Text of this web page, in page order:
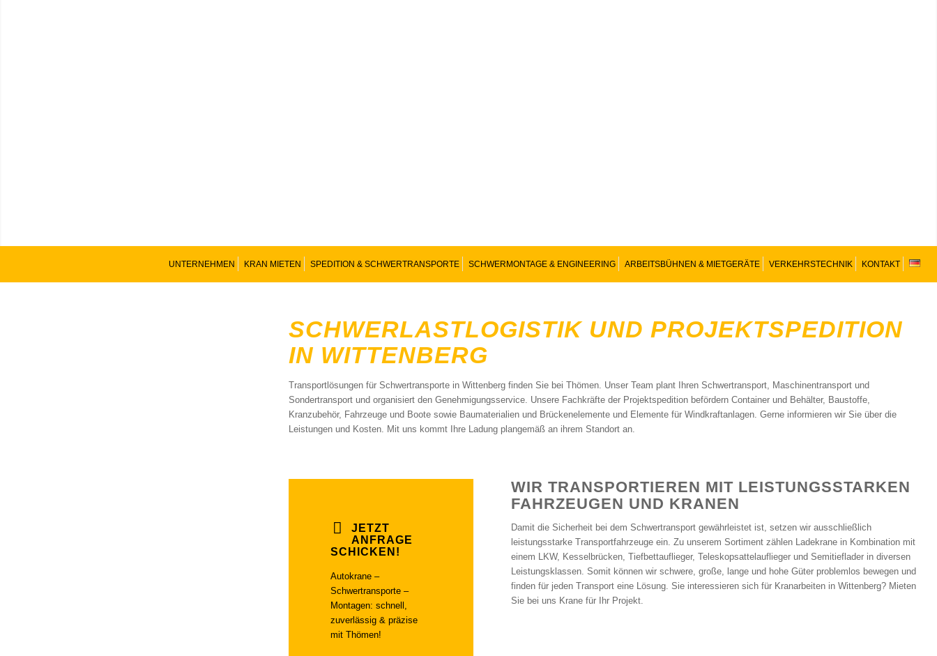
UNTERNEHMEN KRAN MIETEN SPEDITION & SCHWERTRANSPORTE SCHWERMONTAGE & ENGINEERING ARBEITSBÜHNEN & MIETGERÄTE VERKEHRSTECHNIK KONTAKT
SCHWERLASTLOGISTIK UND PROJEKTSPEDITION
IN WITTENBERG
Transportlösungen für Schwertransporte in Wittenberg finden Sie bei Thömen. Unser Team plant Ihren Schwertransport, Maschinentransport und
Sondertransport und organisiert den Genehmigungsservice. Unsere Fachkräfte der Projektspedition befördern Container und Behälter, Baustoffe,
Kranzubehör, Fahrzeuge und Boote sowie Baumaterialien und Brückenelemente und Elemente für Windkraftanlagen. Gerne informieren wir Sie über die
Leistungen und Kosten. Mit uns kommt Ihre Ladung plangemäß an ihrem Standort an.
JETZT
ANFRAGE
SCHICKEN!
Autokrane –
Schwertransporte –
Montagen: schnell,
zuverlässig & präzise
mit Thömen!
WIR TRANSPORTIEREN MIT LEISTUNGSSTARKEN
FAHRZEUGEN UND KRANEN
Damit die Sicherheit bei dem Schwertransport gewährleistet ist, setzen wir ausschließlich
leistungsstarke Transportfahrzeuge ein. Zu unserem Sortiment zählen Ladekrane in Kombination mit
einem LKW, Kesselbrücken, Tiefbettauflieger, Teleskopsattelauflieger und Semitieflader in diversen
Leistungsklassen. Somit können wir schwere, große, lange und hohe Güter problemlos bewegen und
finden für jeden Transport eine Lösung. Sie interessieren sich für Kranarbeiten in Wittenberg? Mieten
Sie bei uns Krane für Ihr Projekt.